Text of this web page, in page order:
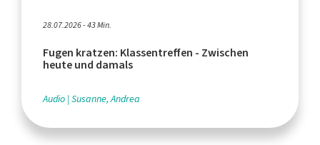
28.07.2026 - 43 Min.
Fugen kratzen: Klassentreffen - Zwischen
heute und damals
Audio Susanne, Andrea